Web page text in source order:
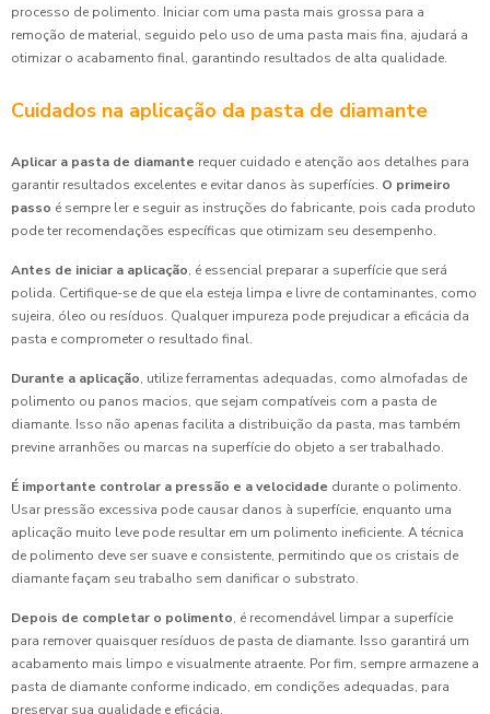
processo de polimento. Iniciar com uma pasta mais grossa para a
remoção de material, seguido pelo uso de uma pasta mais fina, ajudará a
otimizar o acabamento final, garantindo resultados de alta qualidade.
Cuidados na aplicação da pasta de diamante
Aplicar a pasta de diamante requer cuidado e atenção aos detalhes para
garantir resultados excelentes e evitar danos às superfícies. O primeiro
passo é sempre ler e seguir as instruções do fabricante, pois cada produto
pode ter recomendações específicas que otimizam seu desempenho.
Antes de iniciar a aplicação, é essencial preparar a superfície que será
polida. Certifique-se de que ela esteja limpa e livre de contaminantes, como
sujeira, óleo ou resíduos. Qualquer impureza pode prejudicar a eficácia da
pasta e comprometer o resultado final.
Durante a aplicação, utilize ferramentas adequadas, como almofadas de
polimento ou panos macios, que sejam compatíveis com a pasta de
diamante. Isso não apenas facilita a distribuição da pasta, mas também
previne arranhões ou marcas na superfície do objeto a ser trabalhado.
É importante controlar a pressão e a velocidade durante o polimento.
Usar pressão excessiva pode causar danos à superfície, enquanto uma
aplicação muito leve pode resultar em um polimento ineficiente. A técnica
de polimento deve ser suave e consistente, permitindo que os cristais de
diamante façam seu trabalho sem danificar o substrato.
Depois de completar o polimento, é recomendável limpar a superfície
para remover quaisquer resíduos de pasta de diamante. Isso garantirá um
acabamento mais limpo e visualmente atraente. Por fim, sempre armazene a
pasta de diamante conforme indicado, em condições adequadas, para
preservar sua qualidade e eficácia.